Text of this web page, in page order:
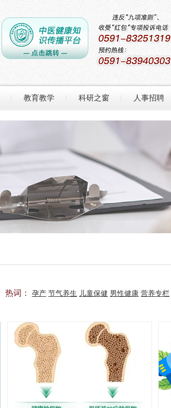
教育教学 科研之窗 人事招聘
热词： 孕产 节气养生 儿童保健 男性健康 营养专栏